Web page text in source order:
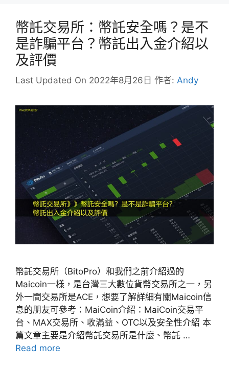
幣託交易所：幣託安全嗎？是不
是詐騙平台？幣託出入金介紹以
及評價
Last Updated On 2022年8月26日 作者: Andy
幣託交易所（BitoPro）和我們之前介紹過的
Maicoin一樣，是台灣三大數位貨幣交易所之一，另
外一間交易所是ACE，想要了解詳細有關Maicoin信
息的朋友可參考：MaiCoin介紹：MaiCoin交易平
台、MAX交易所、收滿益、OTC以及安全性介紹 本
篇文章主要是介紹幣託交易所是什麼、幣託 …
Read more